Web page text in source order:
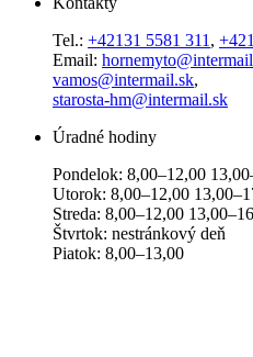
Tel.: +42131 5581 311 ,
Email:
vamos@intermail.sk,
starosta-hm@intermail.sk
Úradné hodiny
Pondelok: 8,00–12,00
Utorok: 8,00–12,00
Streda: 8,00–12,00
Štvrtok: nestránkový deň
Piatok: 8,00–13,00